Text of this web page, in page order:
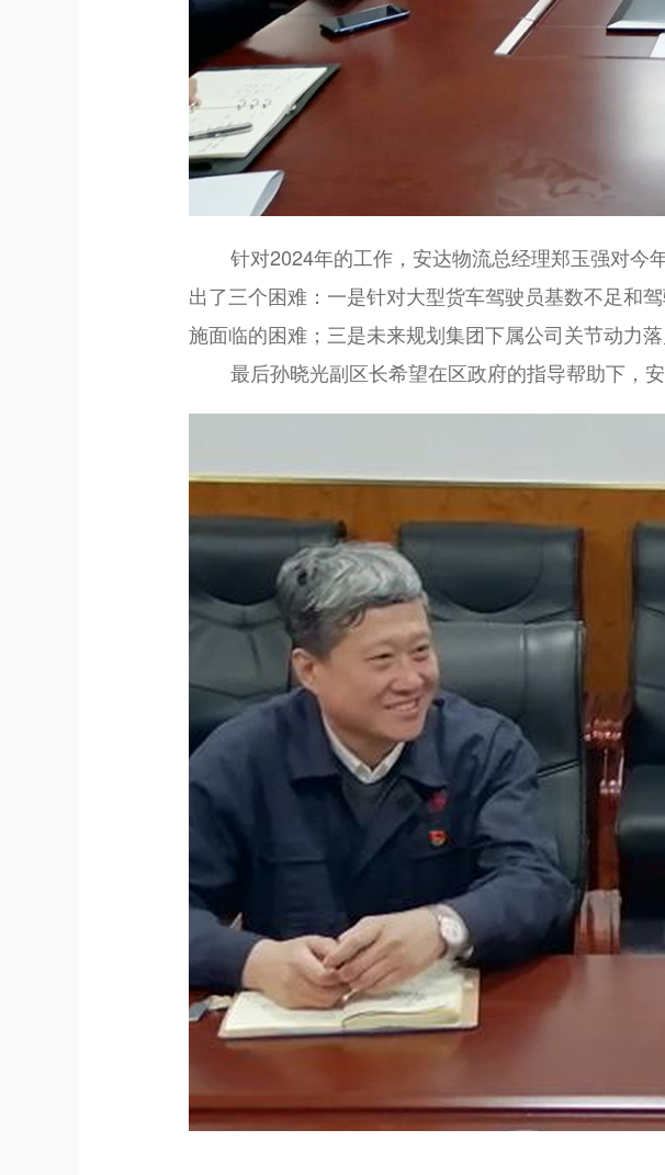
针对2024年的工作，安达物流总经理郑玉强对今
出了三个困难：一是针对大型货车驾驶员基数不足和
施面临的困难；三是未来规划集团下属公司关节动力
最后孙晓光副区长希望在区政府的指导帮助下，